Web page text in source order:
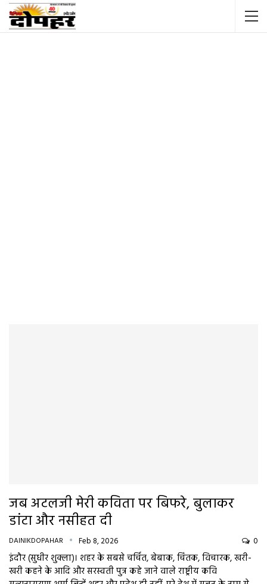
जब अटलजी मेरी कविता पर बिफरे, बुलाकर
डांटा और नसीहत दी
DAINIKDOPAHAR Feb 8, 2026 0
इंदौर (सुधीर शुक्ला)। शहर के सबसे चर्चित, बेबाक, चिंतक, विचारक, खरी-
खरी कहने के आदि और सरस्वती पुत्र कहे जाने वाले राष्ट्रीय कवि